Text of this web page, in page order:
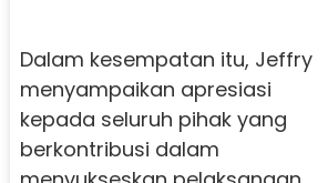
Dalam kesempatan itu, Jeffry
menyampaikan apresiasi
kepada seluruh pihak yang
berkontribusi dalam